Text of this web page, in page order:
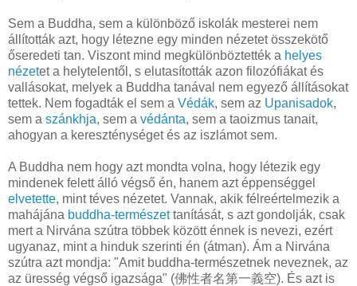
Sem a Buddha, sem a különböző iskolák mesterei nem
állították azt, hogy létezne egy minden nézetet összekötő
őseredeti tan. Viszont mind megkülönböztették a helyes
nézetet a helytelentől, s elutasították azon filozófiákat és
vallásokat, melyek a Buddha tanával nem egyező állításokat
tettek. Nem fogadták el sem a Védák, sem az Upanisadok,
sem a szánkhja, sem a védánta, sem a taoizmus tanait,
ahogyan a kereszténységet és az iszlámot sem.
A Buddha nem hogy azt mondta volna, hogy létezik egy
mindenek felett álló végső én, hanem azt éppenséggel
elvetette, mint téves nézetet. Vannak, akik félreértelmezik a
mahájána buddha-természettanítását, s azt gondolják, csak
mert a Nirvána szútra többek között énnek is nevezi, ezért
ugyanaz, mint a hinduk szerinti én (átman). Ám a Nirvána
szútra azt mondja: "Amit buddha-természetnek neveznek, az
az üresség végső igazsága" (佛性者名第一義空). És azt is